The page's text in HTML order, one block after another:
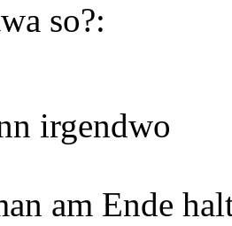
so?:
irgendwo
am Ende